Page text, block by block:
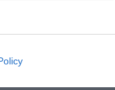
Comer See in Bellaggio,
wo es auf einem Hügel